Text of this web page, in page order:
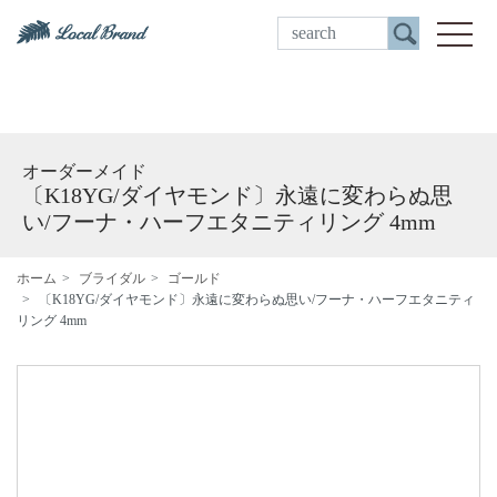
ご来店予約
オーダーメイド
〔K18YG/ダイヤモンド〕永遠に変わらぬ思
い/フーナ・ハーフエタニティリング 4mm
ホーム ブライダル
ゴールド
〔K18YG/ダイヤモンド〕永遠に変わらぬ思い/フーナ・ハーフエタニティ
リング 4mm